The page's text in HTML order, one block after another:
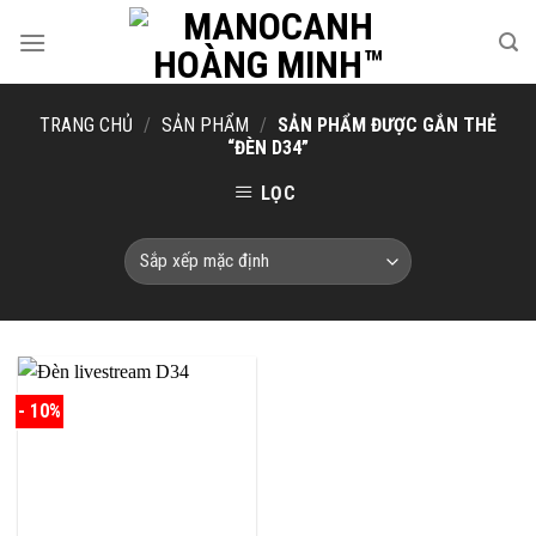
TRANG CHỦ / SẢN PHẨM / SẢN PHẨM ĐƯỢC GẮN THẺ
“ĐÈN D34”
LỌC
- 10%